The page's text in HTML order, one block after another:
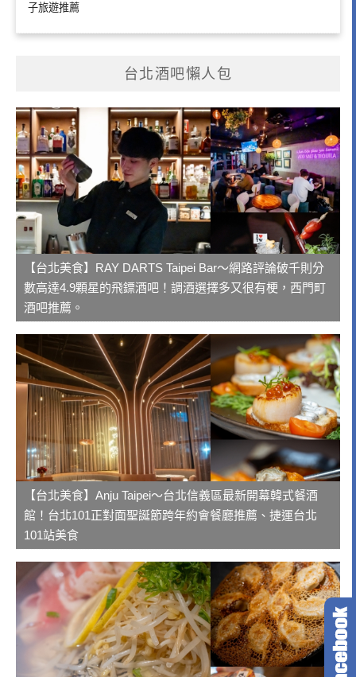
子旅遊推薦
台北酒吧懶人包
【台北美食】RAY DARTS Taipei Bar～網路評論破千則分
數高達4.9顆星的飛鏢酒吧！調酒選擇多又很有梗，西門町
酒吧推薦。
【台北美食】Anju Taipei～台北信義區最新開幕韓式餐酒
館！台北101正對面聖誕節跨年約會餐廳推薦、捷運台北
101站美食